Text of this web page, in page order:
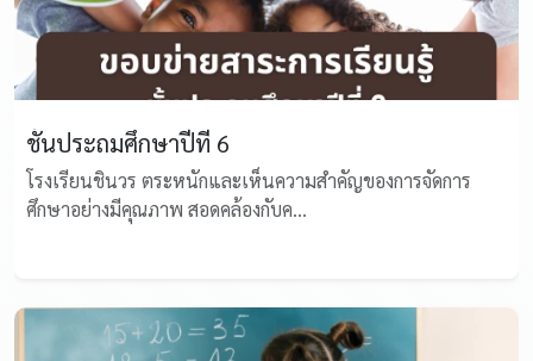
ชั้นประถมศึกษาปีที่ 6
โรงเรียนชินวร ตระหนักและเห็นความสำคัญของการจัดการ
ศึกษาอย่างมีคุณภาพ สอดคล้องกับค...